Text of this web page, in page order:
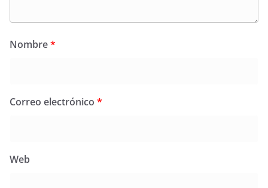
Nombre*
Correo electrónico *
Web